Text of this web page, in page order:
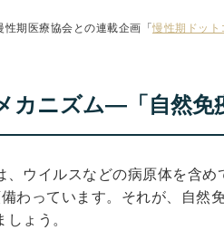
期医療協会との連載企画「 慢性期ドット
カニズム―「自然免
、ウイルスなどの病原体を含
わっています。それが、自然
ょう。